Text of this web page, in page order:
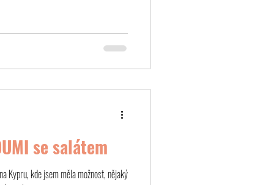
se salátem
Kypru, kde jsem měla možnost, nějaký